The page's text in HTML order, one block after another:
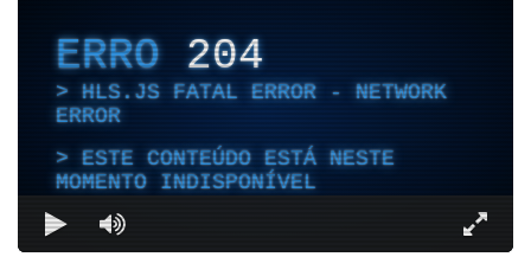
ERRO204
HLS.JS FATAL ERROR - NETWORK
ERROR
ESTE CONTEÚDO ESTÁ NESTE
MOMENTO INDISPONÍVEL